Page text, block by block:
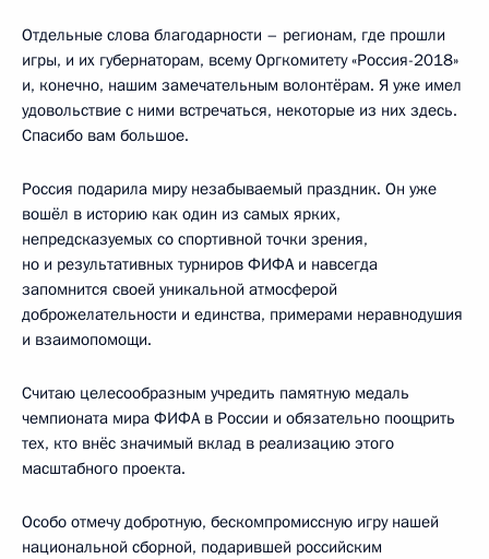
Отдельные слова благодарности – регионам, где прошли
игры, и их губернаторам, всему Оргкомитету «Россия-2018»
и, конечно, нашим замечательным волонтёрам. Я уже имел
удовольствие с ними встречаться, некоторые из них здесь.
Спасибо вам большое.
Россия подарила миру незабываемый праздник. Он уже
вошёл в историю как один из самых ярких,
непредсказуемых со спортивной точки зрения,
но и результативных турниров ФИФА и навсегда
запомнится своей уникальной атмосферой
доброжелательности и единства, примерами неравнодушия
и взаимопомощи.
Считаю целесообразным учредить памятную медаль
чемпионата мира ФИФА в России и обязательно поощрить
тех, кто внёс значимый вклад в реализацию этого
масштабного проекта.
Особо отмечу добротную, бескомпромиссную игру нашей
национальной сборной, подарившей российским